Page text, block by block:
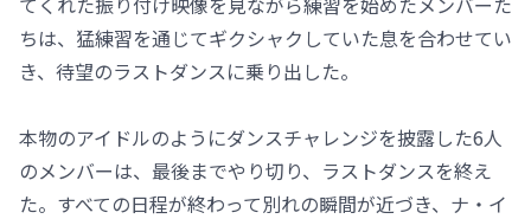
ちは、猛練習を通じてギクシャクしていた息を合わせてい
き、待望のラストダンスに乗り出した。
本物のアイドルのようにダンスチャレンジを披露した6人
のメンバーは、最後までやり切り、ラストダンスを終え
た。すべての日程が終わって別れの瞬間が近づき、ナ・イ